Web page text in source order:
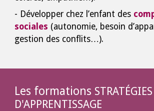
- Développer chez l’enfant des
sociales (autonomie, besoin
gestion des conflits…).
Les formations STRATÉGIES
D'APPRENTISSAGE